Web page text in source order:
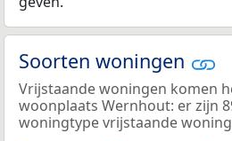
Soorten woningen
Vrijstaande woningen komen
woonplaats Wernhout: er zijn
woningtype vrijstaande